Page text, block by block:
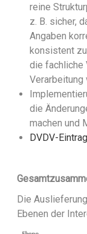
reine
z. B. sicher,
Angaben
konsistent
die fachliche
Verarbeitung
die
machen und
DVDV-
Die
Ebenen der